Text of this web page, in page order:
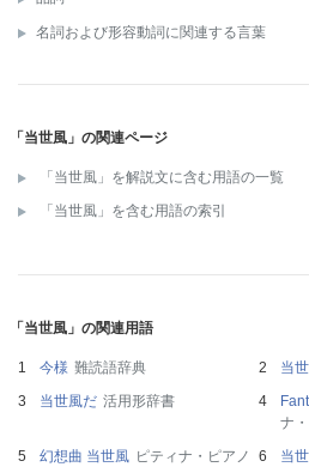
名詞および形容動詞に関連する言葉
「当世風」の関連ページ
「当世風」を解説文に含む用語の一覧
「当世風」を含む用語の索引
「当世風」の関連用語
今様 難読語辞典 当
当世風だ 活用形辞書
ナ
幻想曲 当世風 ピティナ・ピアノ
当